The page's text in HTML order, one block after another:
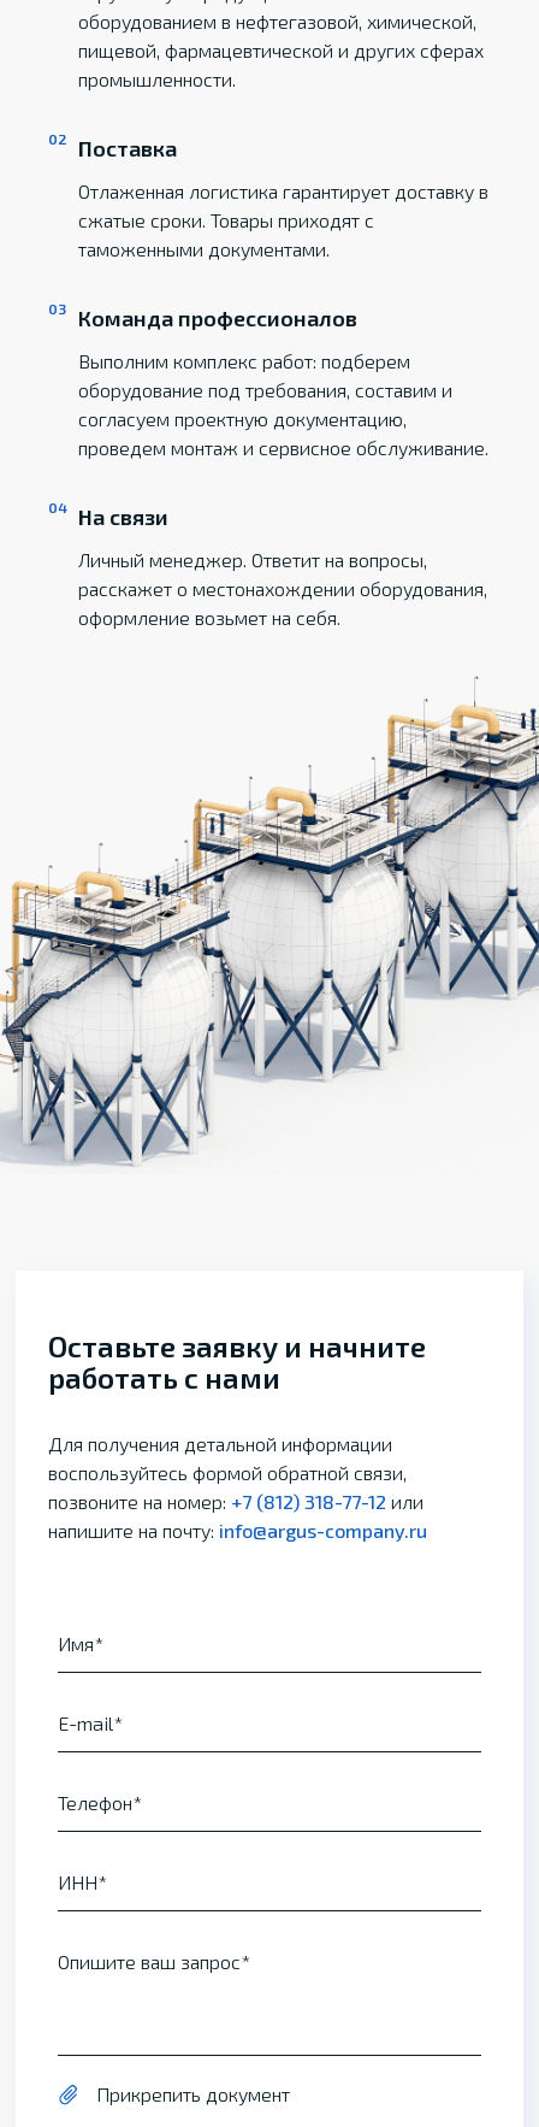
оборудованием в нефтегазовой, химической,
пищевой, фармацевтической и других сферах
промышленности.
Поставка
Отлаженная логистика гарантирует доставку в
сжатые сроки. Товары приходят с
таможенными документами.
Команда профессионалов
Выполним комплекс работ: подберем
оборудование под требования, составим и
согласуем проектную документацию,
проведем монтаж и сервисное обслуживание.
На связи
Личный менеджер. Ответит на вопросы,
расскажет о местонахождении оборудования,
оформление возьмет на себя.
Оставьте заявку и начните
работать с нами
Для получения детальной информации
воспользуйтесь формой обратной связи,
позвоните на номер: +7 (812) 318-77-12 или
напишите на почту: info@argus-company.ru
Имя
E-mail
Телефон
ИНН
Опишите ваш запрос
Прикрепить документ